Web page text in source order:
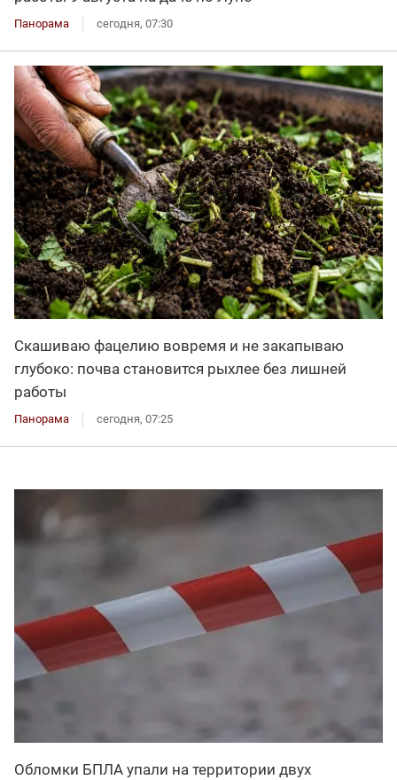
Панорама сегодня, 07:30
Скашиваю фацелию вовремя и не закапываю
глубоко: почва становится рыхлее без лишней
работы
Панорама сегодня, 07:25
Обломки БПЛА упали на территории двух